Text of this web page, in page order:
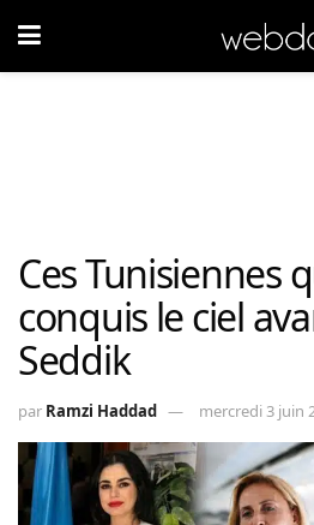
Ces Tunisiennes
conquis le ciel
Seddik
par Ramzi Haddad mercredi 3 juin